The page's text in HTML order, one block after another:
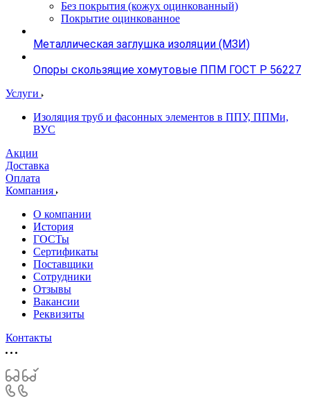
Без покрытия (кожух оцинкованный)
Покрытие оцинкованное
Металлическая заглушка изоляции (МЗИ)
Опоры скользящие хомутовые ППМ ГОСТ Р 56227
Услуги
Изоляция труб и фасонных элементов в ППУ, ППМи,
ВУС
Акции
Доставка
Оплата
Компания
О компании
История
ГОСТы
Сертификаты
Поставщики
Сотрудники
Отзывы
Вакансии
Реквизиты
Контакты